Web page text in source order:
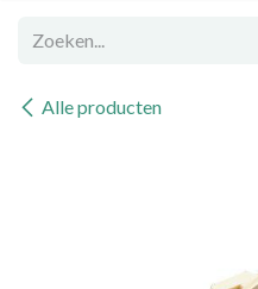
Alle producten